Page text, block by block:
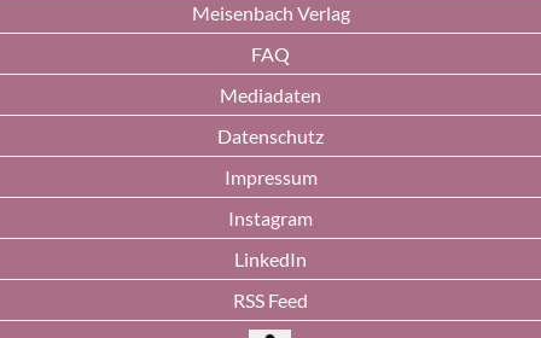
Meisenbach Verlag
FAQ
Mediadaten
Datenschutz
Impressum
Instagram
LinkedIn
RSS Feed